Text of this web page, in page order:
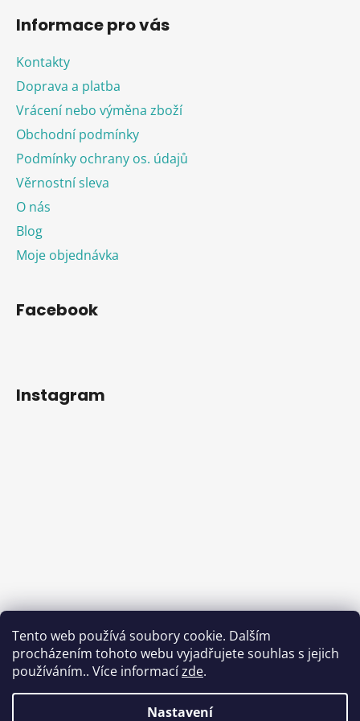
Tento web používá soubory cookie. Dalším
procházením tohoto webu vyjadřujete souhlas s jejich
používáním.. Více informacízde.
Nastavení
Informace pro vás
Kontakty
Doprava a platba
Vrácení nebo výměna zboží
Obchodní podmínky
Podmínky ochrany os. údajů
Věrnostní sleva
O nás
Blog
Moje objednávka
Facebook
Instagram